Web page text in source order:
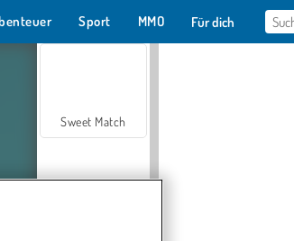
Sport MMO Für dich
Sweet Match